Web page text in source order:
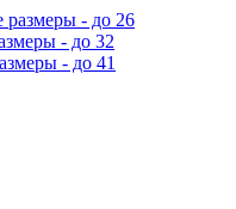
размеры - до 26
- до 32
- до 41